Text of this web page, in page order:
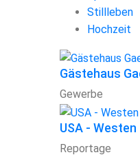
Stillleben
Hochzeit
Gästehaus
Gewerbe
USA - Westen
Reportage